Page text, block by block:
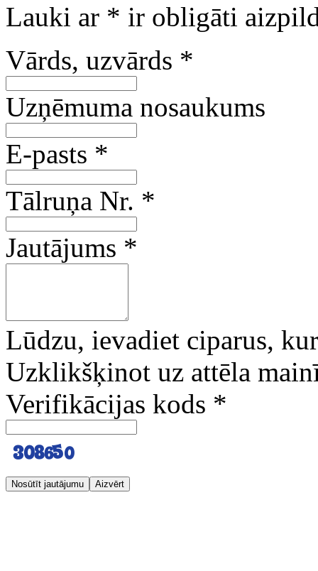
Lauki ar * ir obligāti
Vārds, uzvārds *
Uzņēmuma nosaukums
E-pasts *
Tālruņa Nr. *
Jautājums *
Lūdzu, ievadiet ciparus,
Uzklikšķinot uz attēla
Verifikācijas kods *
Nosūtīt jautājumu Aizvērt